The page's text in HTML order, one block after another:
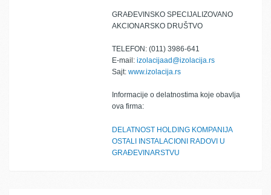
GRAĐEVINSKO SPECIJALIZOVANO
AKCIONARSKO DRUŠTVO
TELEFON: (011) 3986-641
E-mail: izolacijaad@izolacija.rs
Sajt: www.izolacija.rs
Informacije o delatnostima koje obavlja
ova firma:
DELATNOST HOLDING KOMPANIJA
OSTALI INSTALACIONI RADOVI U
GRAĐEVINARSTVU